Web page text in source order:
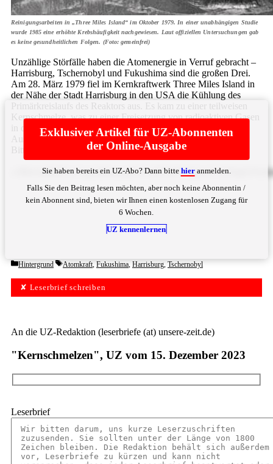
Reinigungsarbeiten in „Three Miles Island“ im Oktober 1979. In einer unabhängigen Studie
wurde 1985 eine erhöhte Krebshäufigkeit nachgewiesen. Laut offiziellen Untersuchungen gab
es keine gesundheitlichen Folgen. (Foto: gemeinfrei)
Unzählige Störfälle haben die Atomenergie in Verruf gebracht –
Harrisburg, Tschernobyl und Fukushima sind die großen Drei.
Am 28. März 1979 fiel im Kernkraftwerk Three Miles Island in
der Nähe der Stadt Harrisburg in den USA die Kühlung des
Primärkreislaufs des Reaktors aus. Es kam zu einer teilweisen
Kernschmelze, was zu einer Freisetzung von radioaktiven Gasen
in die Atmosphäre führte. Der Unfall hatte weitreichende
Auswirkungen auf die Atomindustrie und führte zu einem ...
Bitte
anmelden
Exklusiver Artikel für UZ-Abonnenten
der Online-Ausgabe
Sie haben bereits ein UZ-Abo? Dann bitte hieranmelden.
Falls Sie den Beitrag lesen möchten, aber noch keine Abonnentin /
kein Abonnent sind, bieten wir Ihnen einen kostenlosen Zugang für
6 Wochen.
UZ kennenlernen
Categories
Hintergrund Tags
Atomkraft, Fukushima, Harrisburg, Tschernobyl
✘ Leserbrief schreiben
An die UZ-Redaktion (leserbriefe (at) unsere-zeit.de)
"Kernschmelzen", UZ vom 15. Dezember 2023
Leserbrief